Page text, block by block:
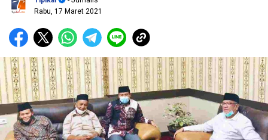
Rabu, 17 Maret 2021